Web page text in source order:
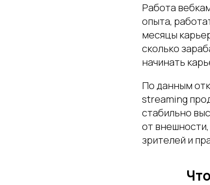
Работа
опыта,
месяцы
сколько
начинать
По данным
streaming
стабильно
от
зрителей и